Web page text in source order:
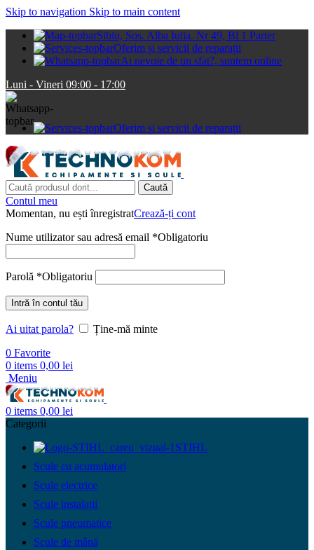
Skip to navigation Skip to main content
Sibiu, Sos. Alba Iulia. Nr 49, Bl 1 Parter
Oferim și servicii de reparații
Ai nevoie de un sfat?, suntem online
Luni - Vineri 09:00 - 17:00
Oferim și servicii de reparații
Caută
Contul meu
Momentan, nu ești înregistratCrează-ți cont
Nume utilizator sau adresă email *Obligatoriu
Parolă *Obligatoriu
Intră în contul tău
Ai uitat parola?
Ține-mă minte
0 Favorite
0 items 0,00 lei
Meniu
0 items 0,00 lei
Categorii
STIHL
Scule cu acumulatori
Scule electrice
Scule instalații
Scule pneumatice
Scule de mână